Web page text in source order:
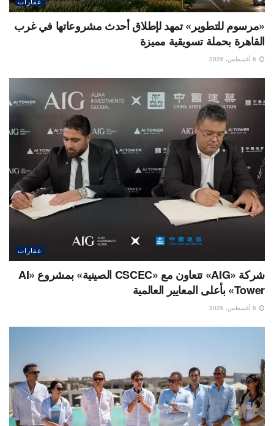
«مرسوم للتطوير» تمهد لإطلاق أحدث مشروعاتها في غرب
القاهرة بحملة تسويقية مميزة
عقارات
شركة «AIG» تتعاون مع «CSCEC الصينية» بمشروع «AI
Tower» بأعلى المعايير العالمية